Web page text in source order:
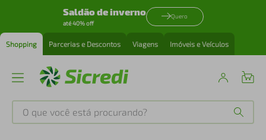
Saldão de inverno
até 40% off
Quero
Shopping Parcerias e Descontos Viagens Imóveis e Veículos
O que você está procurando?